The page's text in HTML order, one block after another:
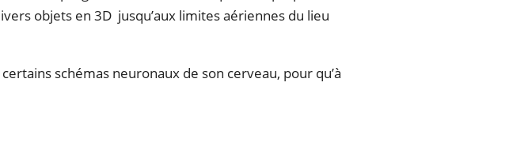
objets en 3D jusqu’aux limites aériennes du lieu
schémas neuronaux de son cerveau, pour qu’à